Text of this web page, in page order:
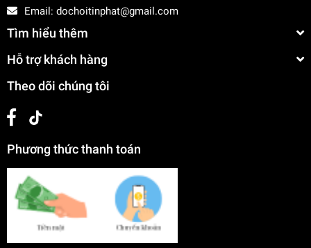
Email: dochoitinphat@gmail.com
Tìm hiểu thêm
Hỗ trợ khách hàng
Theo dõi chúng tôi
Phương thức thanh toán